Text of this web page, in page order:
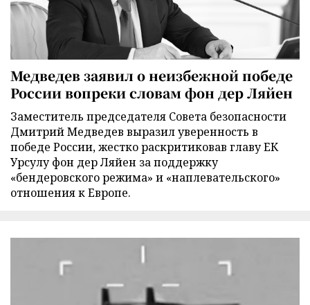
Медведев заявил о неизбежной победе
России вопреки словам фон дер Ляйен
Заместитель председателя Совета безопасности
Дмитрий Медведев выразил уверенность в
победе России, жестко раскритиковав главу ЕК
Урсулу фон дер Ляйен за поддержку
«бендеровского режима» и «наплевательского»
отношения к Европе.